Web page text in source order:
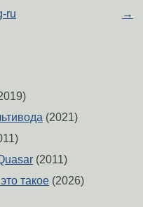
ru →
(2021)
(2011)
такое (2026)